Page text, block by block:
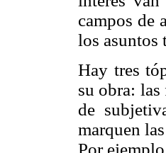
campos de
los asuntos
Hay tres
su obra:
de
marquen
Por